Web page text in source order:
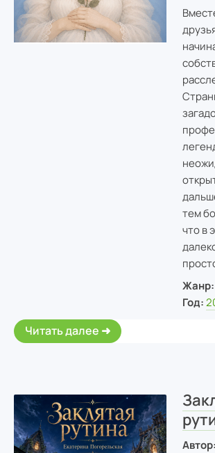
тем
что в
Жанр:
Год:
Читать далее
Автор: